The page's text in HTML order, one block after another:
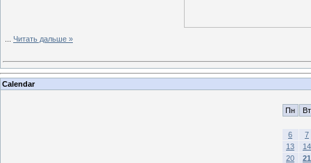
Читать дальше »
Calendar
Пн Вт
6
7
13
14
20
21